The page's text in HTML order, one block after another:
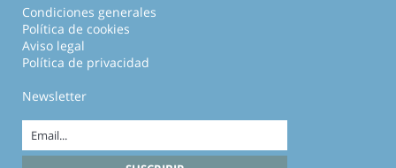
Condiciones generales
Política de cookies
Aviso legal
Política de privacidad
Newsletter